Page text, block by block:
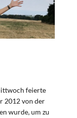
feierte
2012 von der
wurde, um zu